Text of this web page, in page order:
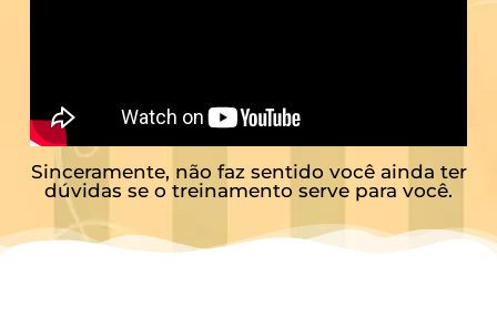
Sinceramente, não faz sentido você ainda ter
dúvidas se o treinamento serve para você.